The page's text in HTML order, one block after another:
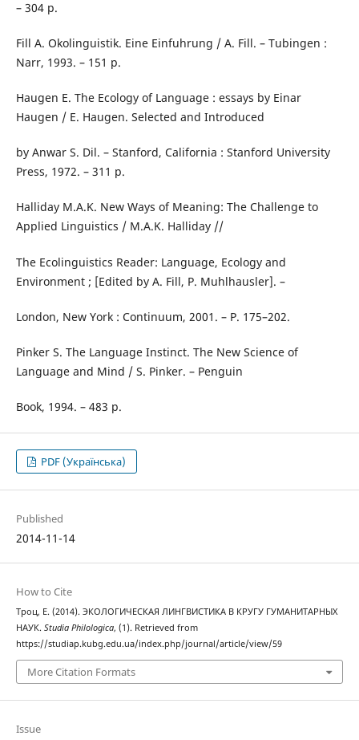
– 304 p.
Fill A. Okolinguistik. Eine Einfuhrung / A. Fill. – Tubingen :
Narr, 1993. – 151 р.
Haugen E. The Ecology of Language : essays by Einar
Haugen / E. Haugen. Selected and Introduced
by Anwar S. Dil. – Stanford, California : Stanford University
Press, 1972. – 311 р.
Halliday M.A.K. New Ways of Meaning: The Challenge to
Applied Linguistics / M.A.K. Halliday //
The Ecolinguistics Reader: Language, Ecology and
Environment ; [Edited by A. Fill, P. Muhlhausler]. –
London, New York : Continuum, 2001. – Р. 175–202.
Pinker S. The Language Instinct. The New Science of
Language and Mind / S. Pinker. – Penguin
Book, 1994. – 483 p.
PDF (Українська)
Published
2014-11-14
How to Cite
Троц, Е. (2014). ЭКОЛОГИЧЕСКАЯ ЛИНГВИСТИКА В КРУГУ ГУМАНИТАРНЫХ
НАУК. Studia Philologica, (1). Retrieved from
https://studiap.kubg.edu.ua/index.php/journal/article/view/59
More Citation Formats
Issue